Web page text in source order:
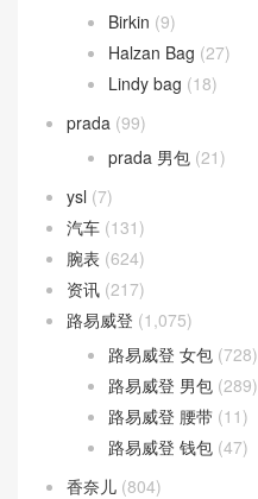
Birkin (9)
Halzan Bag (27)
Lindy bag (18)
prada (99)
prada 男包 (21)
ysl (7)
汽车 (131)
腕表 (624)
资讯 (217)
路易威登 (1,075)
路易威登 女包 (728)
路易威登 男包 (289)
路易威登 腰带 (11)
路易威登 钱包 (47)
香奈儿 (804)